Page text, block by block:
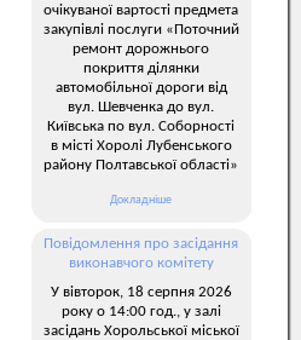
очікуваної вартості предмета
закупівлі послуги «Поточний
ремонт дорожнього
покриття ділянки
автомобільної дороги від
вул. Шевченка до вул.
Київська по вул. Соборності
в місті Хоролі Лубенського
району Полтавської області»
Докладніше
Повідомлення про засідання
виконавчого комітету
У вівторок, 18 серпня 2026
року о 14:00 год., у залі
засідань Хорольської міської